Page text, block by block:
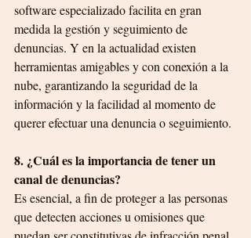
software especializado facilita en gran
medida la gestión y seguimiento de
denuncias. Y en la actualidad existen
herramientas amigables y con conexión a la
nube, garantizando la seguridad de la
información y la facilidad al momento de
querer efectuar una denuncia o seguimiento.
8. ¿Cuál es la importancia de tener un
canal de denuncias?
Es esencial, a fin de proteger a las personas
que detecten acciones u omisiones que